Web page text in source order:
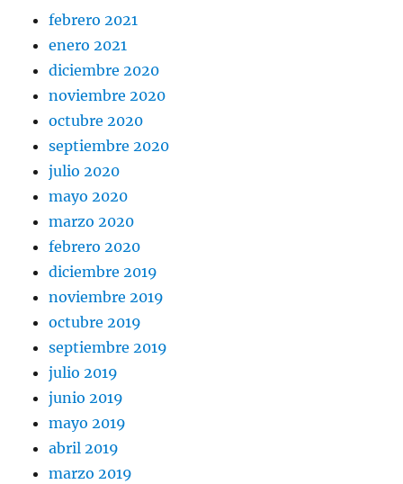
febrero 2021
enero 2021
diciembre 2020
noviembre 2020
octubre 2020
septiembre 2020
julio 2020
mayo 2020
marzo 2020
febrero 2020
diciembre 2019
noviembre 2019
octubre 2019
septiembre 2019
julio 2019
junio 2019
mayo 2019
abril 2019
marzo 2019